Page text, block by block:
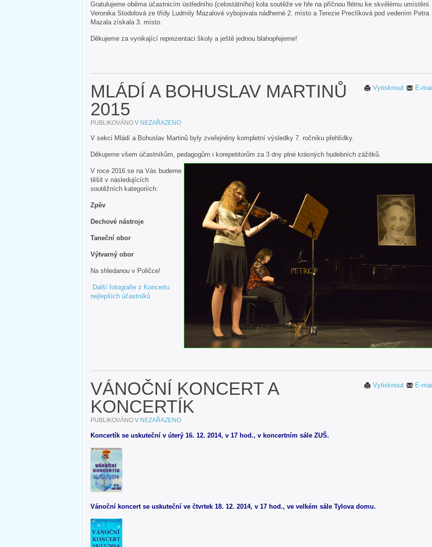
Gratulujeme oběma účastnicím ústředního (celostátního) kola soutěže ve hře na příčnou flétnu ke skvělému umístění.
Veronika Stodolová ze třídy Ludmily Mazalové vybojovala nádherné 2. místo a Terezie Preclíková pod vedením Petra
Mazala získala 3. místo.
Děkujeme za vynikající reprezentaci školy a ještě jednou blahopřejeme!
E-mail
Vytisknout
MLÁDÍ A BOHUSLAV MARTINŮ
2015
PUBLIKOVÁNO V NEZAŘAZENO
V sekci Mládí a Bohuslav Martinů byly zveřejněny kompletní výsledky 7. ročníku přehlídky.
Děkujeme všem účastníkům, pedagogům i korepetitorům za 3 dny plné krásných hudebních zážitků.
V roce 2016 se na Vás budeme
těšit v následujících
soutěžních kategoriích:
Zpěv
Dechové nástroje
Taneční obor
Výtvarný obor
Na shledanou v Poličce!
Další fotografie z Koncertu
nejlepších účastníků
E-mail
Vytisknout
VÁNOČNÍ KONCERT A
KONCERTÍK
PUBLIKOVÁNO V NEZAŘAZENO
Koncertík se uskuteční v úterý 16. 12. 2014, v 17 hod., v koncertním sále ZUŠ.
Vánoční koncert se uskuteční ve čtvrtek 18. 12. 2014, v 17 hod., ve velkém sále Tylova domu.